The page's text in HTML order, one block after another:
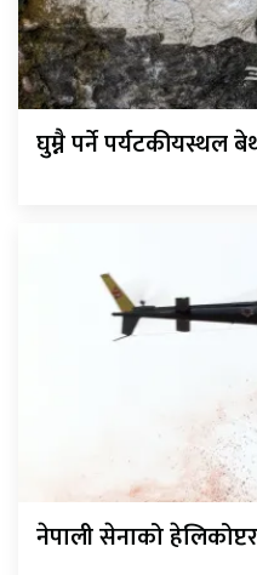
घुम्नै पर्ने पर्यटकीयस्थल
नेपाली सेनाको